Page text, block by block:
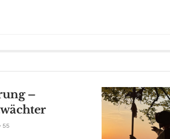
–
55